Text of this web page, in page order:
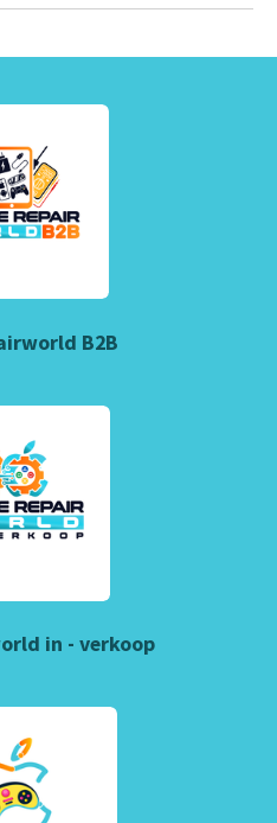
B2B
in - verkoop